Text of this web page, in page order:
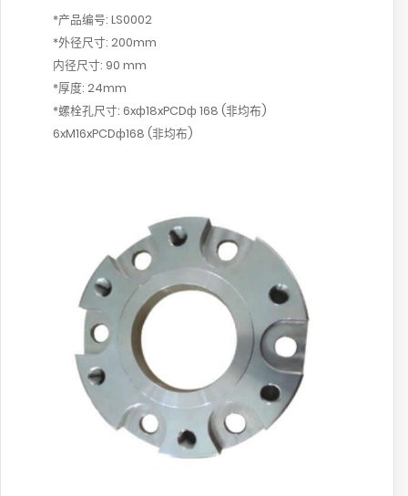
*产品编号: LS0002
*外径尺寸: 200mm
内径尺寸: 90 mm
*厚度: 24mm
*螺栓孔尺寸: 6xф18xPCDф 168 (非均布)
6xM16xPCDф168 (非均布)